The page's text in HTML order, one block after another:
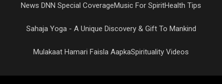
News DNN Special CoverageMusic For SpiritHealth Tips
Sahaja Yoga - A Unique Discovery & Gift To Mankind
Mulakaat Hamari Faisla AapkaSpirituality Videos